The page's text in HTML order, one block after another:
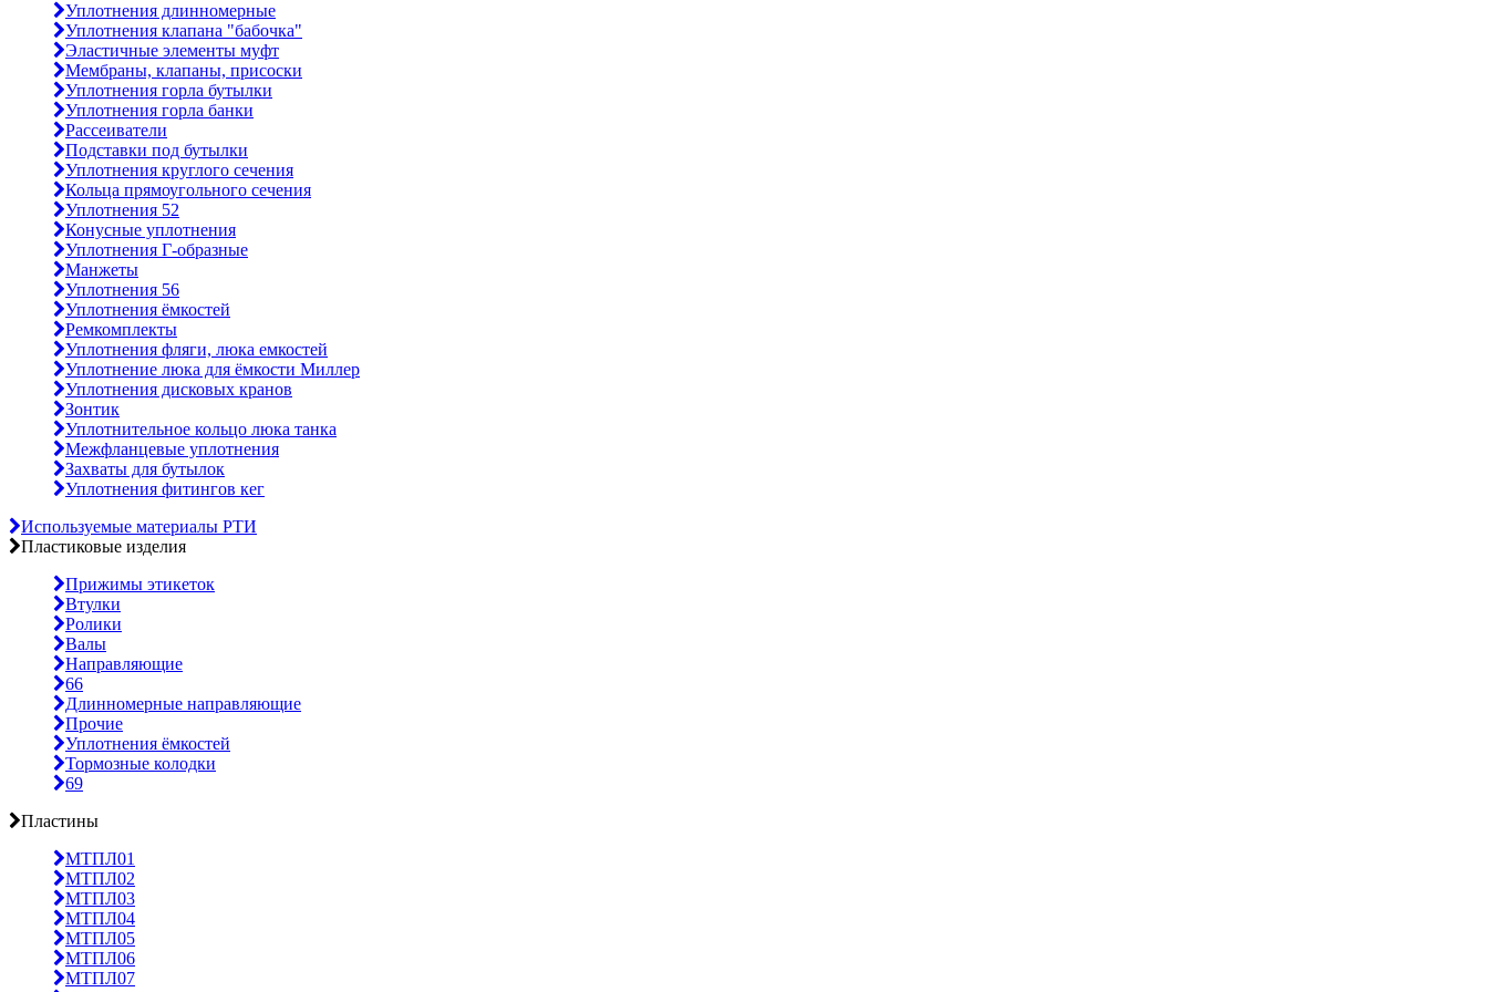
Уплотнения длинномерные
Уплотнения клапана "бабочка"
Эластичные элементы муфт
Мембраны, клапаны, присоски
Уплотнения горла бутылки
Уплотнения горла банки
Рассеиватели
Подставки под бутылки
Уплотнения круглого сечения
Кольца прямоугольного сечения
Уплотнения 52
Конусные уплотнения
Уплотнения Г-образные
Манжеты
Уплотнения 56
Уплотнения ёмкостей
Ремкомплекты
Уплотнения фляги, люка емкостей
Уплотнение люка для ёмкости Миллер
Уплотнения дисковых кранов
Зонтик
Уплотнительное кольцо люка танка
Межфланцевые уплотнения
Захваты для бутылок
Уплотнения фитингов кег
Используемые материалы РТИ
Пластиковые изделия
Прижимы этикеток
Втулки
Ролики
Валы
Направляющие
66
Длинномерные направляющие
Прочие
Уплотнения ёмкостей
Тормозные колодки
69
Пластины
МТПЛ01
МТПЛ02
МТПЛ03
МТПЛ04
МТПЛ05
МТПЛ06
МТПЛ07